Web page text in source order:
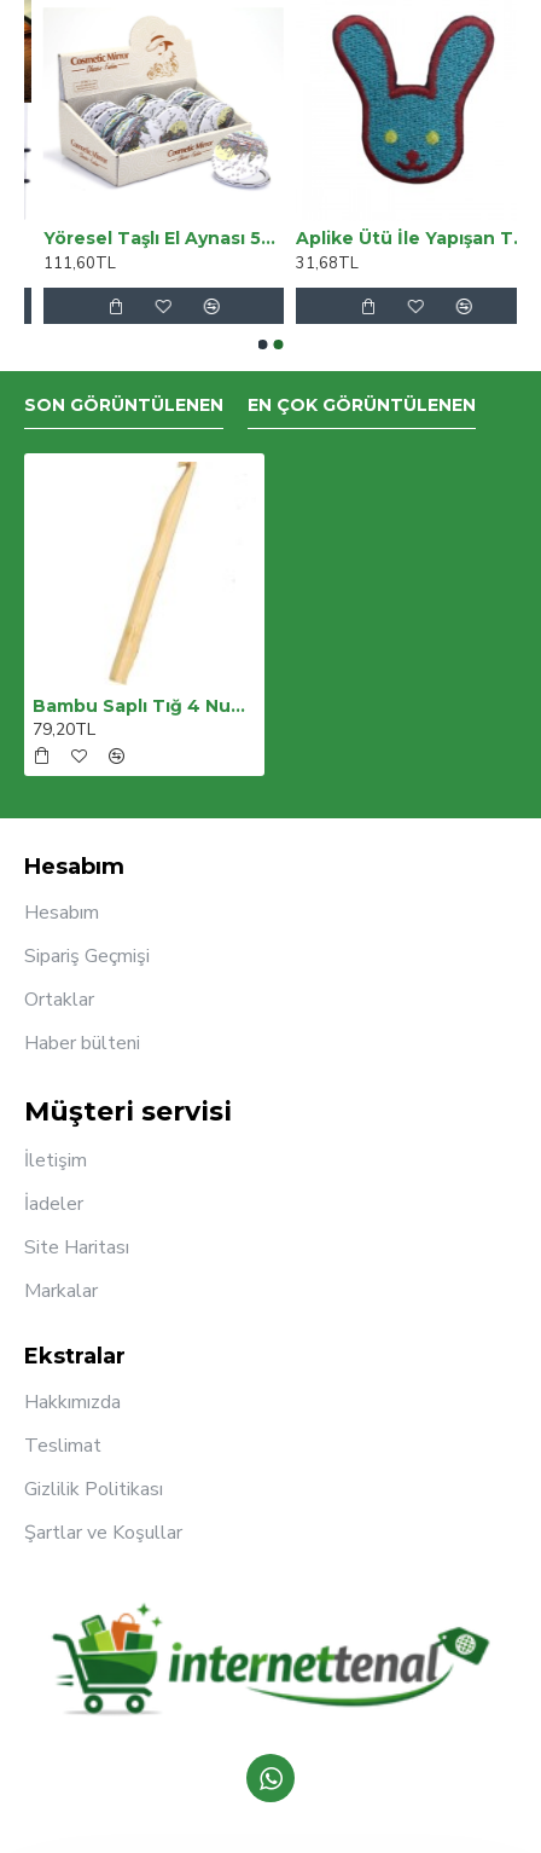
Yöresel Taşlı El Aynası 5aly441
111,60TL
Aplike Ütü İle Yapışan Tavşan Mavi-kırmızı Arma 4x3 Cm
31,68TL
SON GÖRÜNTÜLENEN EN ÇOK GÖRÜNTÜLENEN
Bambu Saplı Tığ 4 Numara
79,20TL
Hesabım
Hesabım
Sipariş Geçmişi
Ortaklar
Haber bülteni
Müşteri servisi
İletişim
İadeler
Site Haritası
Markalar
Ekstralar
Hakkımızda
Teslimat
Gizlilik Politikası
Şartlar ve Koşullar